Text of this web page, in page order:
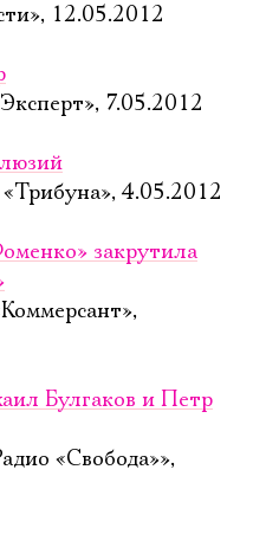
12.05.2012
7.05.2012
4.05.2012
закрутила
Булгаков и Петр
«Свобода»»,